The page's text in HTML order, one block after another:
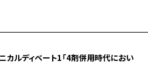
カルディベート1「4剤併用時代におい